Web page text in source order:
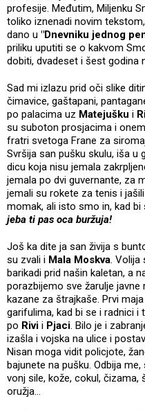
profesije. Međutim, Miljenku
toliko iznenadi novim
dano u "Dnevniku jednog
priliku uputiti se o kakvom
dobiti, dvadeset i šest godina
Sad mi izlazu prid oči slike
čimavice, gaštapani,
po palacima uz Matejušku i
su suboton prosjacima i
fratri svetoga Frane za
Svršija san pušku skulu, iša u
dicu koja nisu jemala
jemala po dvi guvernante, za
jemali su rokete za tenis i
momak, ali isto smo in, kad bi
jeba ti pas oca buržuja!
Još ka dite ja san živija s
su zvali i Mala Moskva. Volija
barikadi prid našin kaletan, a
porazbijemo sve žarulje
kazane za štrajkaše. Prvi
garifulima, kad bi se i radnici
po Rivi i Pjaci. Bilo je i
izašla i vojska na ulice i
Nisan moga vidit policjote,
bajunete na pušku. Odbija
vonj sile, kože, cokul,
oružja...